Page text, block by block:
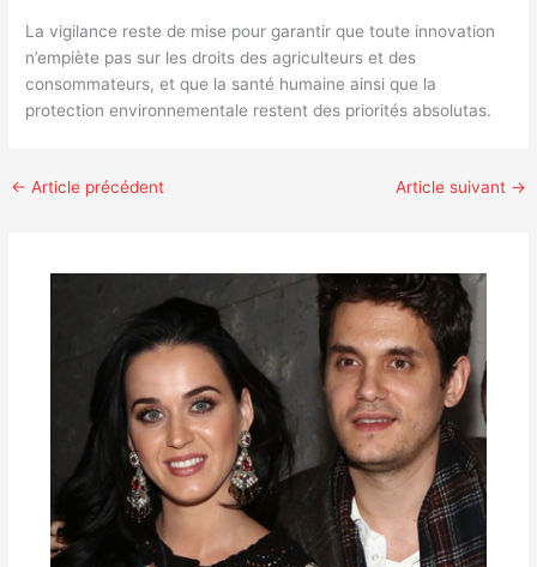
La vigilance reste de mise pour garantir que toute innovation
n’empiète pas sur les droits des agriculteurs et des
consommateurs, et que la santé humaine ainsi que la
protection environnementale restent des priorités absolutas.
← Article précédent Article suivant →